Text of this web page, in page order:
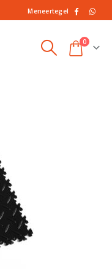
Meneertegel
0